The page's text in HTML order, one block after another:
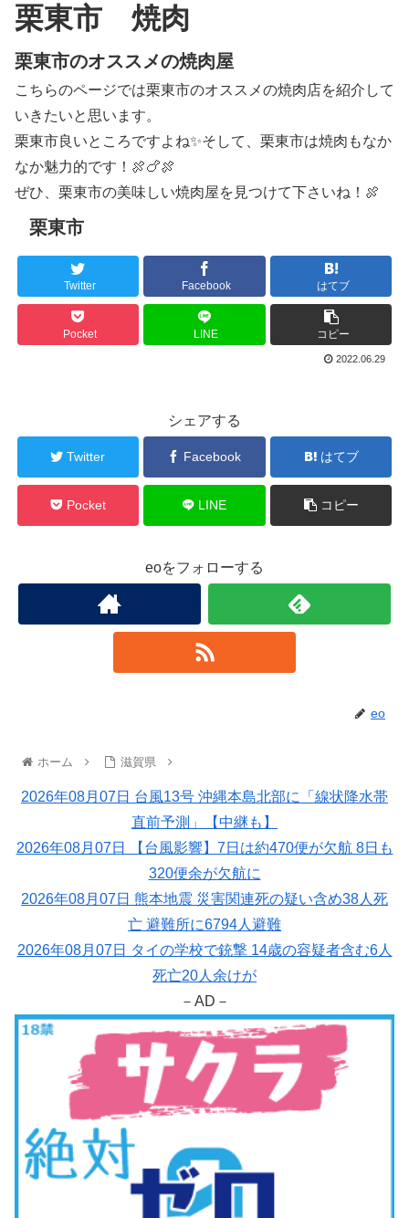
栗東市 焼肉
栗東市のオススメの焼肉屋
こちらのページでは栗東市のオススメの焼肉店を紹介して
いきたいと思います。
栗東市良いところですよね✨そして、栗東市は焼肉もなか
なか魅力的です！🍖🍗🍖
ぜひ、栗東市の美味しい焼肉屋を見つけて下さいね！🍖
栗東市
Twitter Facebook はてブ
Pocket LINE コピー
2022.06.29
シェアする
Twitter Facebook はてブ
Pocket LINE コピー
eoをフォローする
eo
ホーム 滋賀県
2026年08月07日 台風13号 沖縄本島北部に「線状降水帯
直前予測」【中継も】
2026年08月07日 【台風影響】7日は約470便が欠航 8日も
320便余が欠航に
2026年08月07日 熊本地震 災害関連死の疑い含め38人死
亡 避難所に6794人避難
2026年08月07日 タイの学校で銃撃 14歳の容疑者含む6人
死亡20人余けが
－AD－